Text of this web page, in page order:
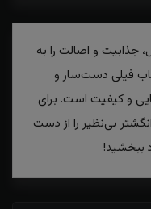
جذابیت و اصالت را به
فیلی دست‌ساز و
و کیفیت است. برای
بی‌نظیر را از دست
ببخشید!